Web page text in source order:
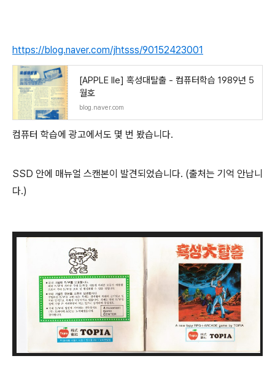
https://blog.naver.com/jhtsss/90152423001
[APPLE IIe] 혹성대탈출 - 컴퓨터학습 1989년 5
월호
blog.naver.com
컴퓨터 학습에 광고에서도 몇 번 봤습니다.
SSD 안에 매뉴얼 스캔본이 발견되었습니다. (출처는 기억 안납니
다.)